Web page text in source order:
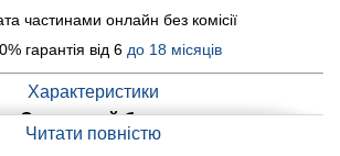
частинами онлайн без комісії
гарантія від 6 до 18 місяців
Характеристики
Системний блок
M800 Tower
Читати повністю